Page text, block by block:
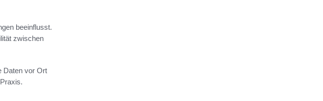
beeinflusst.
zwischen
Daten vor Ort